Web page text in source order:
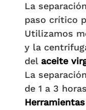
La
paso crítico
Utilizamos
y la
del aceite
La
de 1 a 3